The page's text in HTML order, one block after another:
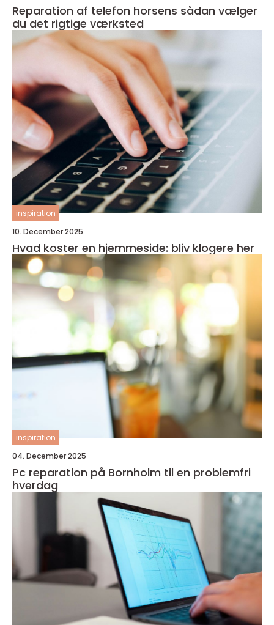
Reparation af telefon horsens sådan vælger
du det rigtige værksted
inspiration
10. December 2025
Hvad koster en hjemmeside: bliv klogere her
inspiration
04. December 2025
Pc reparation på Bornholm til en problemfri
hverdag